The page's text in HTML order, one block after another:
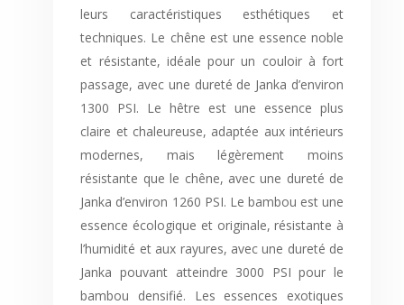
leurs caractéristiques esthétiques et
techniques. Le chêne est une essence noble
et résistante, idéale pour un couloir à fort
passage, avec une dureté de Janka d’environ
1300 PSI. Le hêtre est une essence plus
claire et chaleureuse, adaptée aux intérieurs
modernes, mais légèrement moins
résistante que le chêne, avec une dureté de
Janka d’environ 1260 PSI. Le bambou est une
essence écologique et originale, résistante à
l’humidité et aux rayures, avec une dureté de
Janka pouvant atteindre 3000 PSI pour le
bambou densifié. Les essences exotiques